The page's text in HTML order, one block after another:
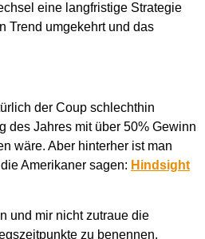
eine langfristige Strategie
Trend umgekehrt und das
der Coup schlechthin
des Jahres mit über 50% Gewinn
wäre. Aber hinterher ist man
Amerikaner sagen: Hindsight
und mir nicht zutraue die
zu benennen,